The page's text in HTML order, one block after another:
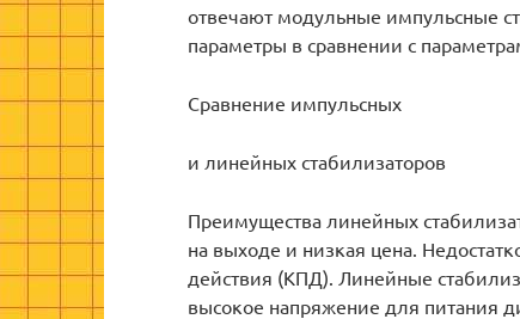
отвечают модульные импульсные
параметры в сравнении с
Сравнение импульсных
и линейных стабилизаторов
Преимущества линейных
на выходе и низкая цена.
действия (КПД). Линейные
высокое напряжение для питания